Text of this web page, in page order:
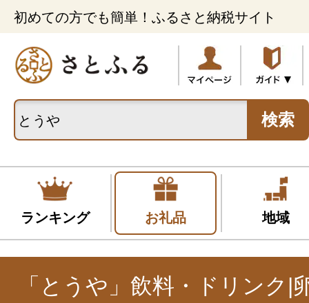
初めての方でも簡単！ふるさと納税サイト
検索
ランキング お礼品 地域
「とうや」飲料・ドリンク|